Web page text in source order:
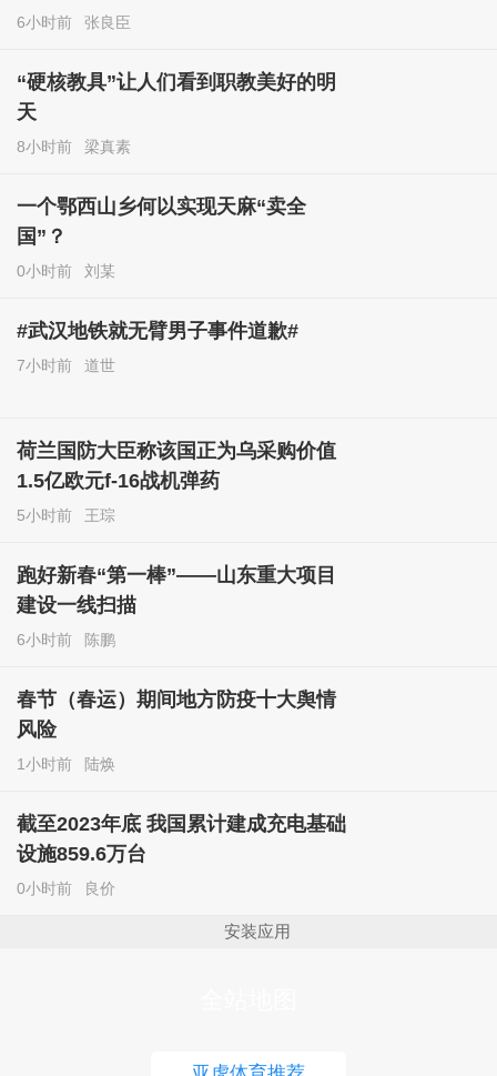
6小时前 张良臣
“硬核教具”让人们看到职教美好的明
天
8小时前 梁真素
一个鄂西山乡何以实现天麻“卖全
国”？
0小时前 刘某
#武汉地铁就无臂男子事件道歉#
7小时前 道世
荷兰国防大臣称该国正为乌采购价值
1.5亿欧元f-16战机弹药
5小时前 王琮
跑好新春“第一棒”——山东重大项目
建设一线扫描
6小时前 陈鹏
春节（春运）期间地方防疫十大舆情
风险
1小时前 陆焕
截至2023年底 我国累计建成充电基础
设施859.6万台
0小时前 良价
安装应用